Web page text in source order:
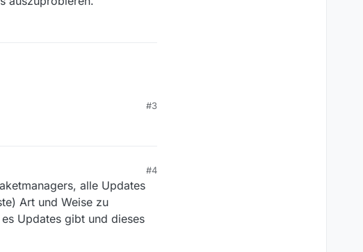
#3
#4
alle Updates
Art und Weise zu
Updates gibt und dieses